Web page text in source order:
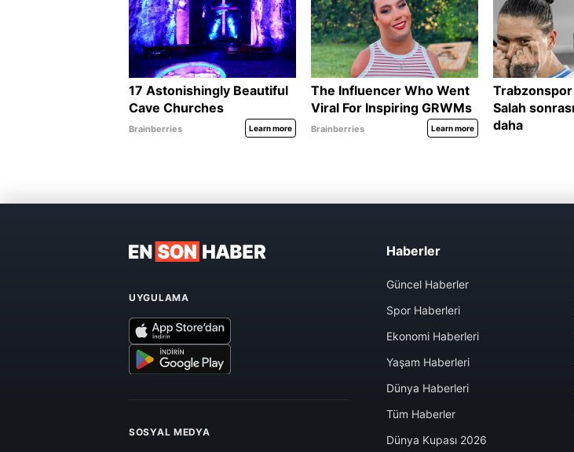
UYGULAMA
SOSYAL MEDYA
Haberler
Güncel Haberler
Spor Haberleri
Ekonomi Haberleri
Yaşam Haberleri
Dünya Haberleri
Tüm Haberler
Dünya Kupası 2026